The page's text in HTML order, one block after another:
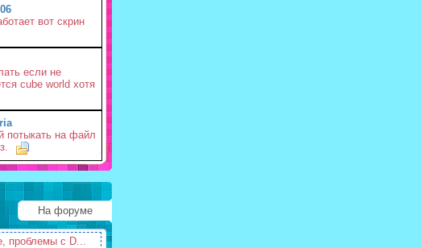
вот скрин
если не
cube world хотя
потыкать на файл
На форуме
проблемы с D...